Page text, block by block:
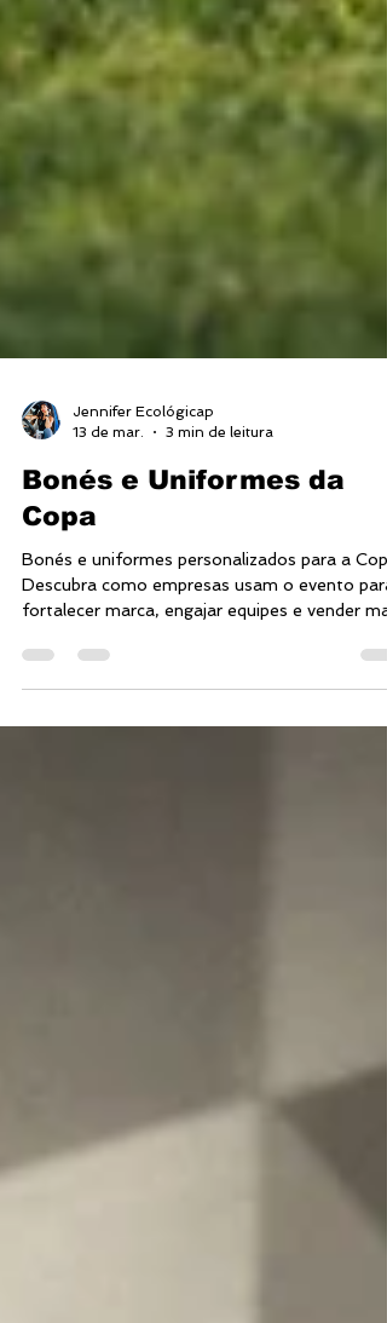
Jennifer Ecológicap
13 de mar.
3 min de leitura
Copa
Bonés e uniformes personalizados para a
Descubra como empresas usam o evento para